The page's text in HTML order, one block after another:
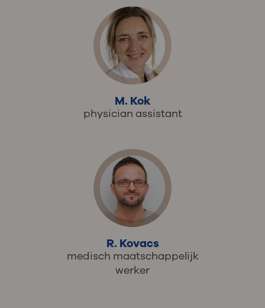
M. Kok
physician assistant
R. Kovacs
medisch maatschappelijk
werker